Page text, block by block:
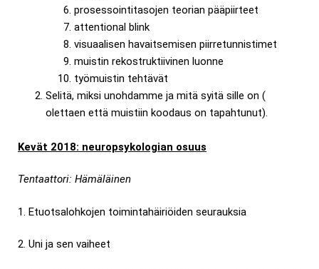
prosessointitasojen teorian pääpiirteet
attentional blink
visuaalisen havaitsemisen piirretunnistimet
muistin rekostruktiivinen luonne
työmuistin tehtävät
Selitä, miksi unohdamme ja mitä syitä sille on (
olettaen että muistiin koodaus on tapahtunut).
Kevät 2018: neuropsykologian osuus
Tentaattori: Hämäläinen
1. Etuotsalohkojen toimintahäiriöiden seurauksia
2. Uni ja sen vaiheet